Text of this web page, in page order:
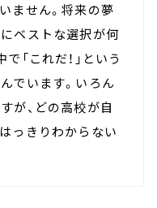
ません。将来の夢
ベストな選択が何
「これだ！」という
でいます。いろん
が、どの高校が自
っきりわからない